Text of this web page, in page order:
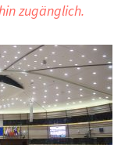
zugänglich.